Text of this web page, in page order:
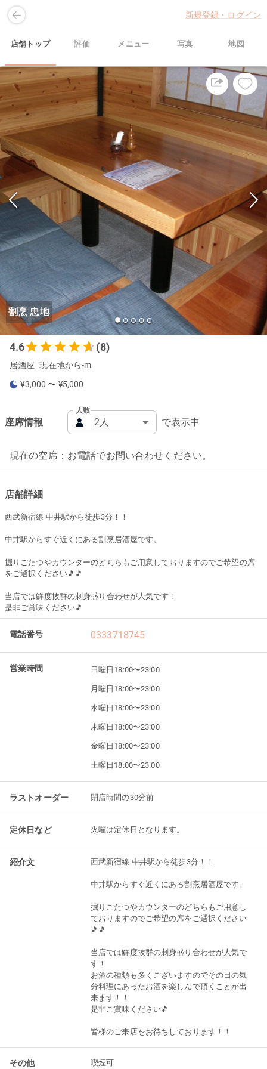
新規登録・ログイン
店舗トップ 評価 メニュー 写真 地図
割烹 忠地
4.6 (8)
居酒屋 現在地から-m
¥3,000 〜 ¥5,000
座席情報
人数
で表示中
現在の空席：お電話でお問い合わせください。
店舗詳細
西武新宿線 中井駅から徒歩3分！！
中井駅からすぐ近くにある割烹居酒屋です。
掘りごたつやカウンターのどちらもご用意しておりますのでご希望の席
をご選択ください🎵🎵
当店では鮮度抜群の刺身盛り合わせが人気です！
是非ご賞味ください🎵
電話番号 0333718745
営業時間 日曜日 18:00〜23:00
月曜日 18:00〜23:00
水曜日 18:00〜23:00
木曜日 18:00〜23:00
金曜日 18:00〜23:00
土曜日 18:00〜23:00
ラストオーダー 閉店時間の30分前
定休日など 火曜は定休日となります。
紹介文 西武新宿線 中井駅から徒歩3分！！
中井駅からすぐ近くにある割烹居酒屋です。
掘りごたつやカウンターのどちらもご用意し
ておりますのでご希望の席をご選択ください
🎵🎵
当店では鮮度抜群の刺身盛り合わせが人気で
す！
お酒の種類も多くございますのでその日の気
分料理にあったお酒を楽しんで頂くことが出
来ます！！
是非ご賞味ください🎵
皆様のご来店をお待ちしております！！
その他 喫煙可